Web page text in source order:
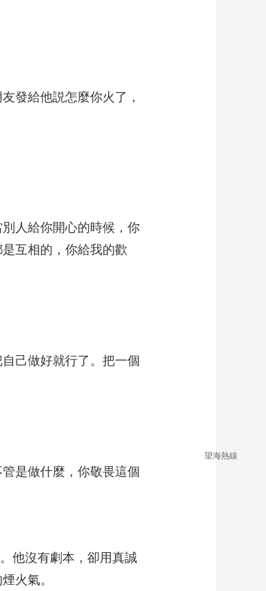
發給他説怎麼你火了，
人給你開心的時候，你
互相的，你給我的歡
己做好就行了。把一個
是做什麼，你敬畏這個
他沒有劇本，卻用真誠
火氣。
望海熱線